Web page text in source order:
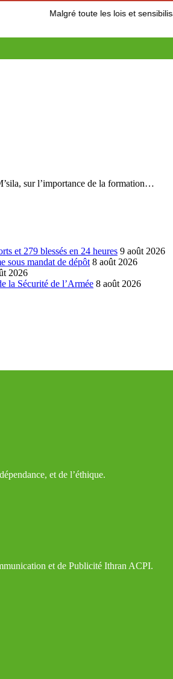
Malgré toute les lois et sensibilisations
sur l’importance de la formation…
et 279 blessés en 24 heures 9 août 2026
sous mandat de dépôt 8 août 2026
2026
la Sécurité de l’Armée 8 août 2026
et de l’éthique.
et de Publicité Ithran ACPI.